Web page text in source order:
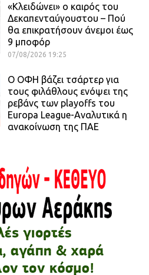
«Κλειδώνει» ο καιρός του
Δεκαπενταύγουστου – Πού
θα επικρατήσουν άνεμοι έως
9 μποφόρ
07/08/2026 19:25
Ο ΟΦΗ βάζει τσάρτερ για
τους φιλάθλους ενόψει της
ρεβάνς των playoffs του
Europa League-Αναλυτικά η
ανακοίνωση της ΠΑΕ